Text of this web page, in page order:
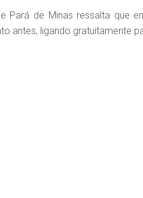
Pará de Minas ressalta que
antes, ligando gratuitamente